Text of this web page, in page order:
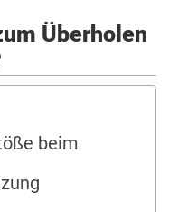
Überholen
beim